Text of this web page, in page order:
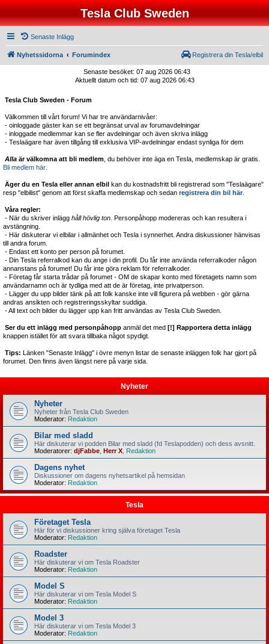
Tesla Club Sweden
Senaste Inlägg
Nyhetssidorna Forumindex Registrera din Tesla/elbil
Senaste besöket: 07 aug 2026 06:43
Aktuellt datum och tid: 07 aug 2026 06:43
Tesla Club Sweden - Forum
Välkommen till vårt forum! Vi har tre användarnivåer:
- oinloggade gäster kan se ett begränsat urval av forumavdelningar
- inloggade medlemmar kan se fler avdelningar och även skriva inlägg
- Teslaägare har även tillgång till exklusiva VIP-avdelningar endast synliga för dem
Alla är välkomna att bli medlem , du behöver inte äga en Tesla, medlemskap är gratis.
Bli medlem här
Äger du en Tesla eller annan elbil kan du kostnadsfritt bli registrerad som "Teslaägare"
resp "elbilist" genom att först skaffa medlemskap och sedan registrera din bil här.
Våra regler:
- När du skriver inlägg håll hövlig ton. Personpåhopp modereras och kan resultera i
avstängning.
- Här diskuterar vi elbilar i allmänhet och Tesla i synnerhet. Andra diskussioner hänvisas
till andra forum.
- Endast ett konto per person på forumet.
- Din Tesla referralkod kan du ange i din profil. Du får inte använda referralkoder någon
annanstans på forumet! Du får inte göra reklam för referralkoder.
- Företag får starta trådar på forumet - OM de skapar konto med företagets namn som
användarnamn och är tydliga med att de är företag, inte privatperson.
- Lägger du upp bilder tänk på att folk kanske inte vill figurera på webben - gör gärna
andras ansikten och registreringsskyltar suddiga.
- All text och bilder du lägger upp kan fritt användas av Tesla Club Sweden.
Ser du ett inlägg med personpåhopp anmäl det med [!] Rapportera detta inlägg
knappen istället för att svara tillbaka något spydigt.
Tips: Länken "Senaste Inlägg" i övre menyn listar de senaste inläggen folk har gjort på
forumet. Den finns även längst nere på varje sida.
Nyheter
Nyheter
Nyheter från Tesla Club Sweden
Moderator: Redaktion
Bilar med sladd
Här diskuterar vi podden Bilar med sladd (fd Teslapodden) och dess avsnitt.
Moderatorer: djFabbe Herr X Redaktion
Dagens nyhet
Diskussioner om dagens nyhetsartikel på hemsidan
Moderator: Redaktion
Tesla
Företaget Tesla
Här för vi diskussioner kring själva företaget Tesla
Moderator: Redaktion
Roadster
Här diskuterar vi om Tesla Roadster
Moderator: Redaktion
Model S
Här diskuterar vi om Tesla Model S
Moderator: Redaktion
Model 3
Här diskuterar vi om Tesla Model 3
Moderator: Redaktion